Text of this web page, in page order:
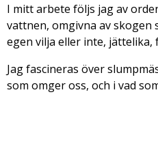
I mitt arbete följs jag av
vattnen, omgivna av skogen
egen vilja eller inte, jättelika,
Jag fascineras över
som omger oss, och i vad